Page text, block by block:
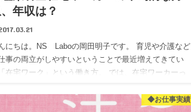
年収は？
にちは。NS Laboの岡田明子です。 育児や介護など
事の両立がしやすいということで最近増えてきてい
在宅ワーク」という働き方。 では、在宅ワーカーっ
◆お仕事実績